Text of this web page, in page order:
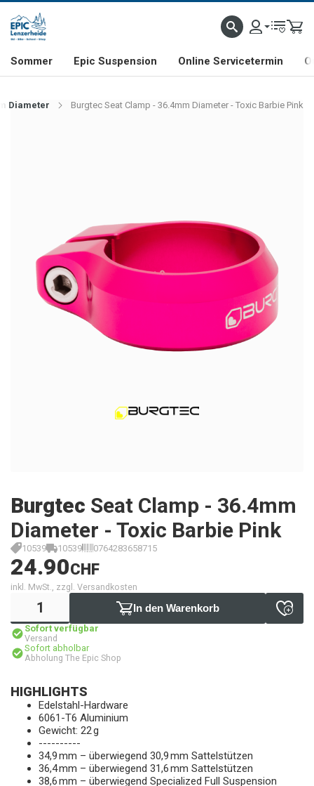
& FREERIDE-SPEZIALIST SCHWEIZER FIRMA SHOP & SHOWROOM IN
Sommer Epic Suspension Online Servicetermin
Diameter Burgtec Seat Clamp - 36.4mm Diameter - Toxic Barbie Pink
Burgtec Seat Clamp - 36.4mm
Diameter - Toxic Barbie Pink
10539 10539 0764283658715
24.90CHF
inkl. MwSt., zzgl. Versandkosten
In den Warenkorb
Sofort verfügbar
Versand
Sofort abholbar
Abholung The Epic Shop
HIGHLIGHTS
Edelstahl-Hardware
6061-T6 Aluminium
Gewicht: 22 g
----------
34,9 mm – überwiegend 30,9 mm Sattelstützen
36,4 mm – überwiegend 31,6 mm Sattelstützen
38,6 mm – überwiegend Specialized Full Suspension